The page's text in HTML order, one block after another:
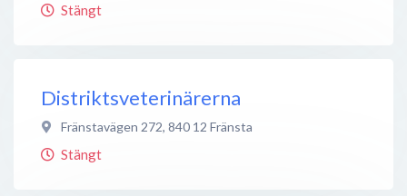
Stängt
Distriktsveterinärerna
Fränstavägen 272, 840 12 Fränsta
Stängt